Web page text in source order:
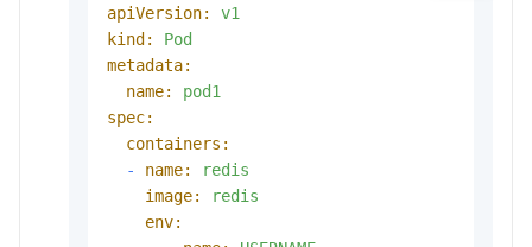
apiVersion:
v1
kind:
Pod
metadata:
name:
pod1
spec:
containers:
-
name:
redis
image:
redis
env: